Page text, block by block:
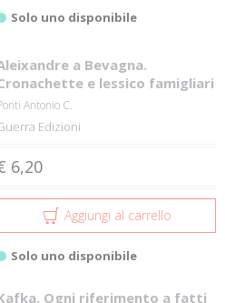
Solo uno disponibile
a Bevagna.
e lessico famigliari
Antonio C.
Edizioni
6,20
Aggiungi al carrello
Solo uno disponibile
Ogni riferimento a fatti